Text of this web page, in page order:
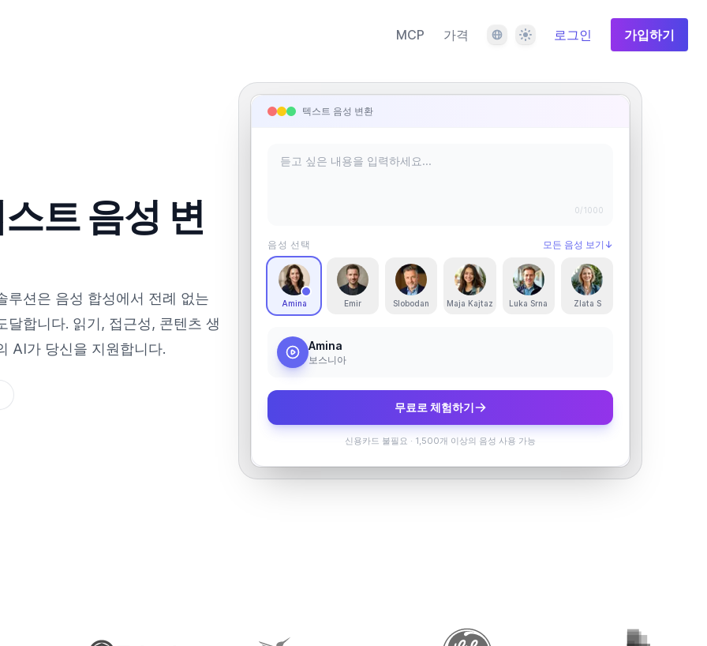
MCP 가격 언어 테마 로그인 가입하기
트 음성 변
루션은 음성 합성에서 전례 없는
합니다. 읽기, 접근성, 콘텐츠 생
AI가 당신을 지원합니다.
텍스트 음성 변환
0/1000
음성 선택 모든 음성 보기 ↓
Amina Emir Slobodan Maja Kajtaz Luka Srna Zlata S
Amina
보스니아
무료로 체험하기
신용카드 불필요 · 1,500개 이상의 음성 사용 가능